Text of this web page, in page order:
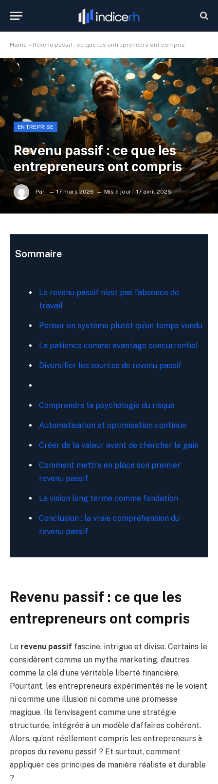
Home » Revenu passif : ce que les entrepreneurs ont compris
ENTREPRISE
Revenu passif : ce que les
entrepreneurs ont compris
Par 17 mars 2026 Mis à jour: 17 avril 2026
Sommaire
Le revenu passif n’est pas l’absence de
travail
Penser en système plutôt qu’en temps vendu
La patience comme avantage concurrentiel
Diversifier les sources de revenu passif
Comprendre la psychologie du risque
Automatisation et optimisation continue
Créer de la valeur avant de chercher le gain
Comment mettre en place son premier
revenu passif
La vision long terme comme fondation
Conclusion : la vraie compréhension du
revenu passif
Revenu passif : ce que les
entrepreneurs ont compris
Le revenu passif fascine, intrigue et divise. Certains le
considèrent comme un mythe marketing, d’autres
comme la clé d’une véritable liberté financière.
Pourtant, les entrepreneurs expérimentés ne le voient
ni comme une illusion ni comme une promesse
magique. Ils l’envisagent comme une stratégie
structurée, intégrée à un modèle d’affaires cohérent.
Alors, qu’ont réellement compris les entrepreneurs à
propos du revenu passif ? Et surtout, comment
appliquer ces principes de manière réaliste et durable
?